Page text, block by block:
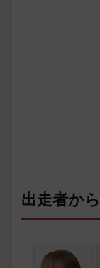
出走者か